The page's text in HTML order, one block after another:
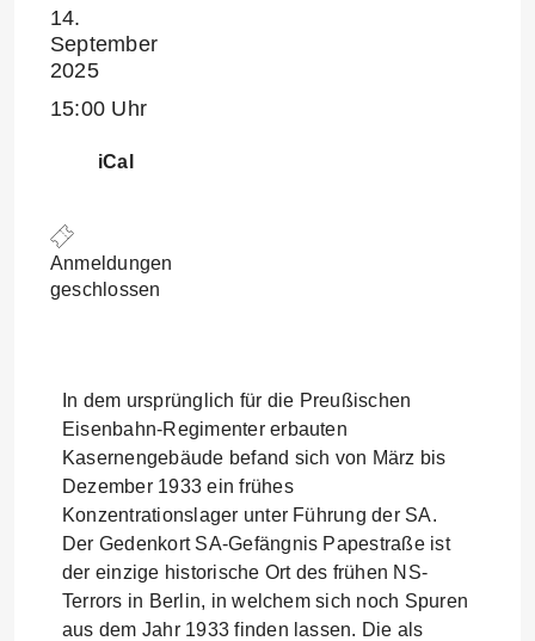
14.
September
2025
15:00 Uhr
iCal
Anmeldungen
geschlossen
In dem ursprünglich für die Preußischen
Eisenbahn-Regimenter erbauten
Kasernengebäude befand sich von März bis
Dezember 1933 ein frühes
Konzentrationslager unter Führung der SA.
Der Gedenkort SA-Gefängnis Papestraße ist
der einzige historische Ort des frühen NS-
Terrors in Berlin, in welchem sich noch Spuren
aus dem Jahr 1933 finden lassen. Die als